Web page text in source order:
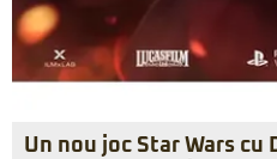
Un nou joc Star Wars cu